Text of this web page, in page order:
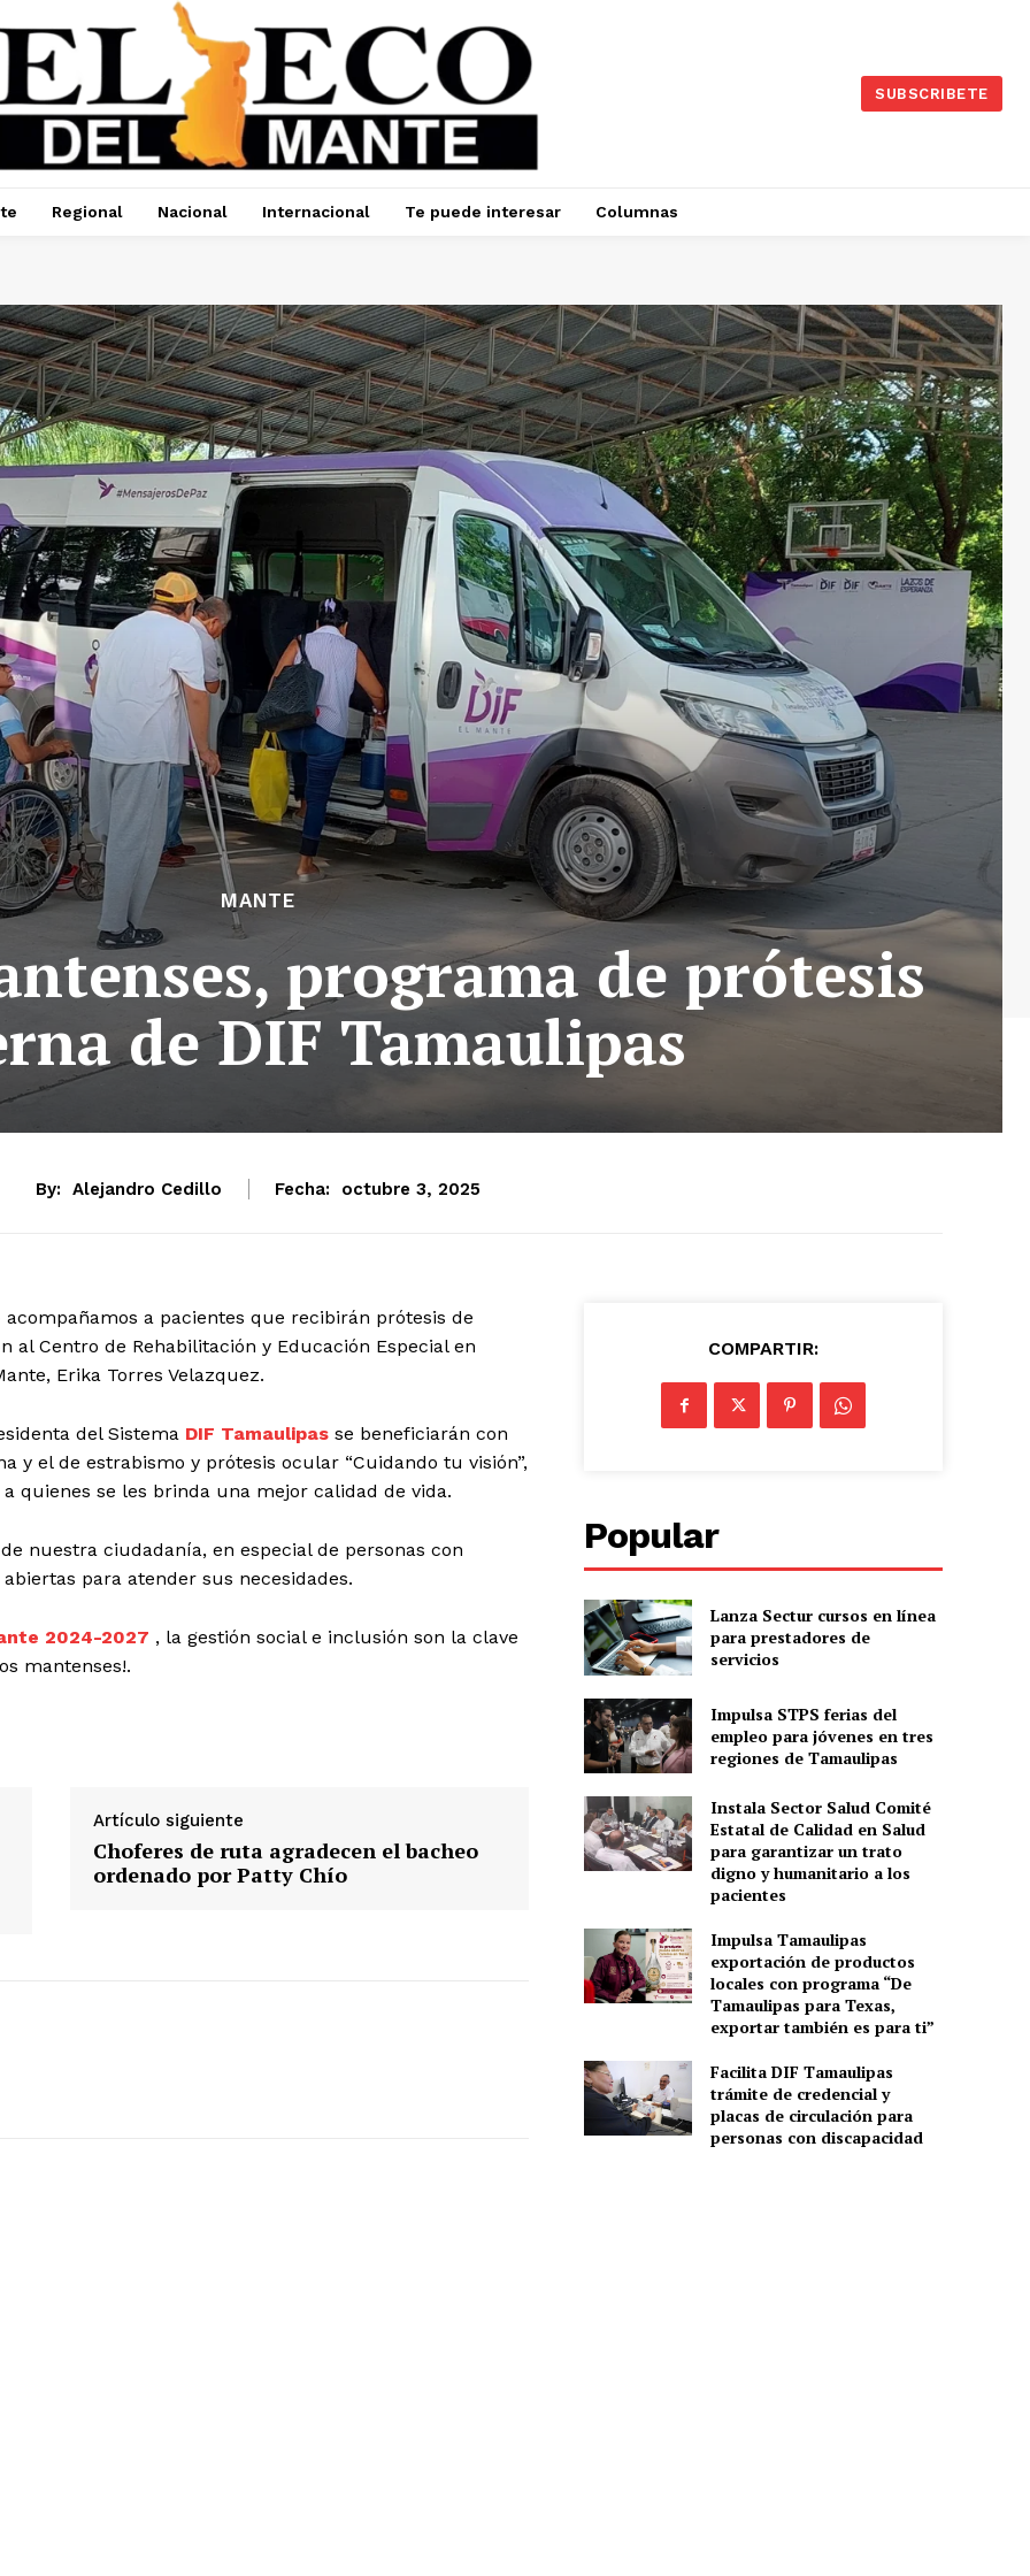
SUBSCRIBETE
Regional Nacional Internacional Te puede interesar Columnas
MANTE
programa de prótesis
de DIF Tamaulipas
By: Alejandro Cedillo Fecha: octubre 3, 2025
a pacientes que recibirán prótesis de
Centro de Rehabilitación y Educación Especial en
Erika Torres Velazquez.
del Sistema DIF Tamaulipas se beneficiarán con
y el de estrabismo y prótesis ocular “Cuidando tu visión”,
quienes se les brinda una mejor calidad de vida.
nuestra ciudadanía, en especial de personas con
para atender sus necesidades.
2024-2027 , la gestión social e inclusión son la clave
mantenses!.
Artículo siguiente
Choferes de ruta agradecen el bacheo
ordenado por Patty Chío
COMPARTIR:
Popular
Lanza Sectur cursos en línea
para prestadores de
servicios
Impulsa STPS ferias del
empleo para jóvenes en tres
regiones de Tamaulipas
Instala Sector Salud Comité
Estatal de Calidad en Salud
para garantizar un trato
digno y humanitario a los
pacientes
Impulsa Tamaulipas
exportación de productos
locales con programa “De
Tamaulipas para Texas,
exportar también es para ti”
Facilita DIF Tamaulipas
trámite de credencial y
placas de circulación para
personas con discapacidad